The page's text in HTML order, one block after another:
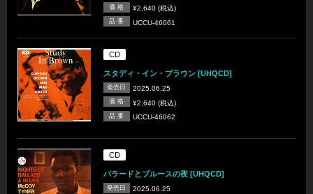
価 格 ¥2,640 (税込)
品 番 UCCU-46061
CD
スタディ・イン・ブラウン [UHQCD]
発売日 2025.06.25
価 格 ¥2,640 (税込)
品 番 UCCU-46062
CD
バラードとブルースの夜 [UHQCD]
発売日 2025.06.25